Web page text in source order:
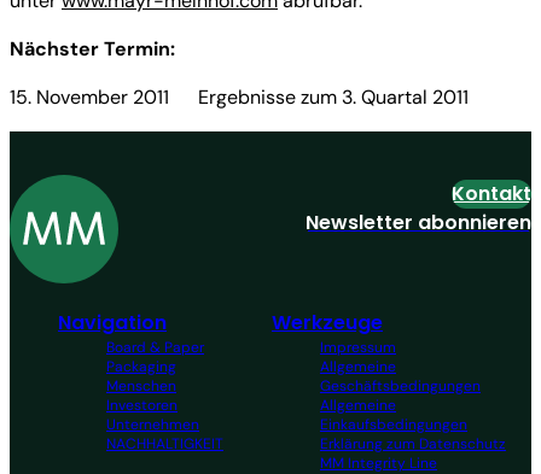
Nächster Termin:
15. November 2011 Ergebnisse zum 3. Quartal 2011
Navigation
Board & Paper
Packaging
Menschen
Investoren
Unternehmen
NACHHALTIGKEIT
Werkzeuge
Impressum
Allgemeine
Geschäftsbedingungen
Allgemeine
Einkaufsbedingungen
Erklärung zum Datenschutz
MM Integrity Line
Kontakt
Newsletter abonnieren